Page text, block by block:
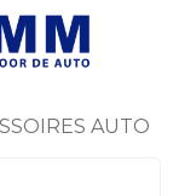
AUTO